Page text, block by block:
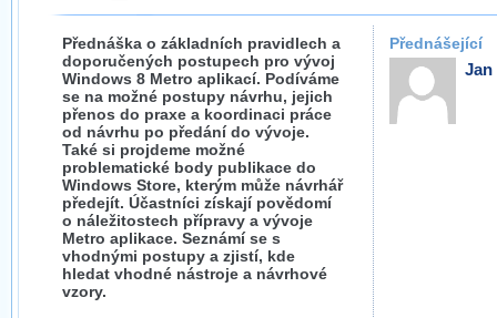
Přednáška o základních pravidlech a
doporučených postupech pro vývoj
Windows 8 Metro aplikací. Podíváme
se na možné postupy návrhu, jejich
přenos do praxe a koordinaci práce
od návrhu po předání do vývoje.
Také si projdeme možné
problematické body publikace do
Windows Store, kterým může návrhář
předejít. Účastníci získají povědomí
o náležitostech přípravy a vývoje
Metro aplikace. Seznámí se s
vhodnými postupy a zjistí, kde
hledat vhodné nástroje a návrhové
vzory.
Přednášející
Jan